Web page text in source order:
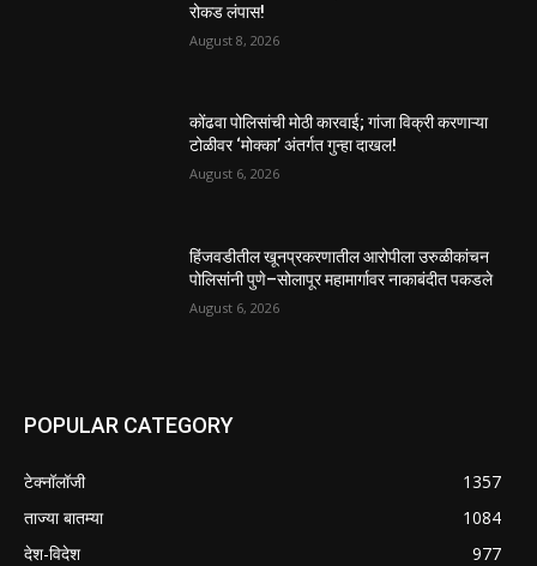
रोकड लंपास!
August 8, 2026
कोंढवा पोलिसांची मोठी कारवाई; गांजा विक्री करणाऱ्या
टोळीवर ‘मोक्का’ अंतर्गत गुन्हा दाखल!
August 6, 2026
हिंजवडीतील खूनप्रकरणातील आरोपीला उरुळीकांचन
पोलिसांनी पुणे–सोलापूर महामार्गावर नाकाबंदीत पकडले
August 6, 2026
POPULAR CATEGORY
टेक्नॉलॉजी
1357
ताज्या बातम्या
1084
देश-विदेश
977